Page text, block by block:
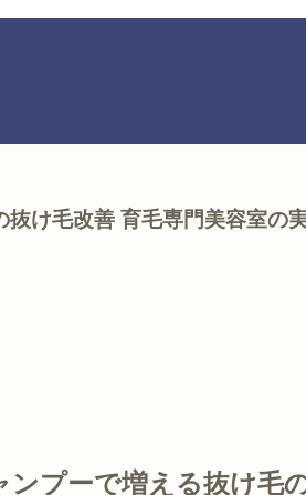
抜け毛改善 育毛専門美容室の
ンプーで増える抜け毛